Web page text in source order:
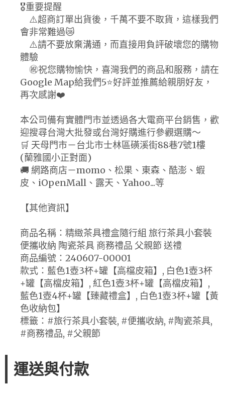
🎖️重要提醒
⚠️超商訂單出貨後，千萬不要不取貨，這樣我們
會非常難過😿
⚠️請不要放棄溝通，而直接用負評破壞您的購物
體驗
㊗️祝您購物愉快，喜灣我們的商品和服務，請在
Google Map給我們5⭐好評並推薦給親朋好友，
再次感謝❤️
本公司備有實體門市並透過各大電商平台銷售，歡
迎搜尋台灣大批發或台灣好購進行參觀選購～
🛒 天母門市－台北市士林區磺溪街88巷7號1樓
(蘭雅國小正對面)
🚚 網路商店－momo、松果、東森、酷澎、蝦
皮、iOpenMall、露天、Yahoo...等
【其他資訊】
商品名稱：精緻茶具禮盒隨行組 旅行茶具小套裝
便攜收納 陶瓷茶具 商務禮品 父親節 送禮
商品編號：240607-00001
款式：藍色1壺3杯+罐【高檔皮箱】, 白色1壺3杯
+罐【高檔皮箱】, 紅色1壺3杯+罐【高檔皮箱】,
藍色1壺4杯+罐【臻藏禮盒】, 白色1壺3杯+罐【黃
色收納包】
標籤：#旅行茶具小套裝, #便攜收納, #陶瓷茶具,
#商務禮品, #父親節
運送與付款